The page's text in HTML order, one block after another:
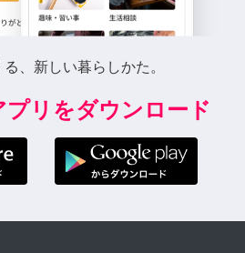
、新しい暮らしかた。
プリをダウンロード